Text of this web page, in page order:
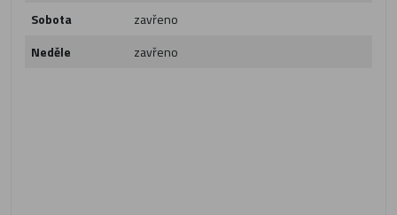
Sobota
zavřeno
Neděle
zavřeno